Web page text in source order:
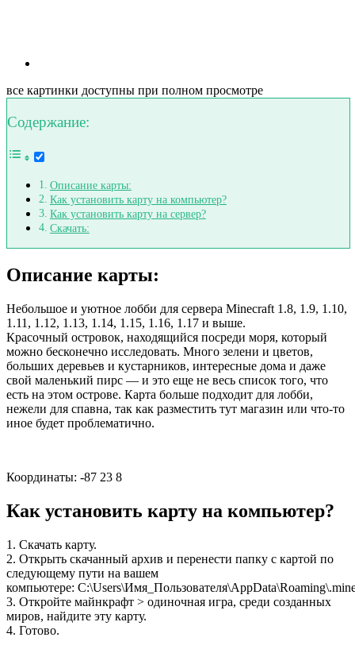
все картинки доступны при полном просмотре
Содержание:
Описание карты:
Как установить карту на компьютер?
Как установить карту на сервер?
Скачать:
Описание карты:
Небольшое и уютное лобби для сервера Minecraft 1.8, 1.9, 1.10,
1.11, 1.12, 1.13, 1.14, 1.15, 1.16, 1.17 и выше.
Красочный островок, находящийся посреди моря, который
можно бесконечно исследовать. Много зелени и цветов,
больших деревьев и кустарников, интересные дома и даже
свой маленький пирс — и это еще не весь список того, что
есть на этом острове. Карта больше подходит для лобби,
нежели для спавна, так как разместить тут магазин или что-то
иное будет проблематично.
Координаты: -87 23 8
Как установить карту на компьютер?
1. Скачать карту.
2. Открыть скачанный архив и перенести папку с картой по
следующему пути на вашем
компьютере:
3. Откройте майнкрафт > одиночная игра, среди созданных
миров, найдите эту карту.
4. Готово.